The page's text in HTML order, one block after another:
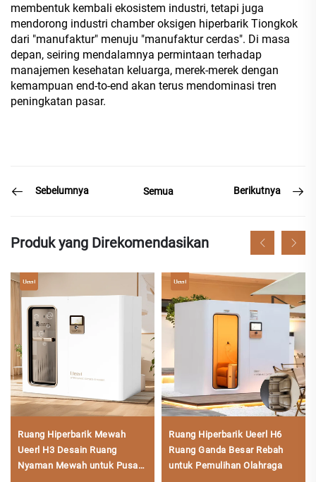
membentuk kembali ekosistem industri, tetapi juga
mendorong industri chamber oksigen hiperbarik Tiongkok
dari "manufaktur" menuju "manufaktur cerdas". Di masa
depan, seiring mendalamnya permintaan terhadap
manajemen kesehatan keluarga, merek-merek dengan
kemampuan end-to-end akan terus mendominasi tren
peningkatan pasar.
Sebelumnya Semua Berikutnya
Produk yang Direkomendasikan
Ruang Hiperbarik Mewah
Ueerl H3 Desain Ruang
Nyaman Mewah untuk Pusat
Ruang Hiperbarik Ueerl H6
Ruang Ganda Besar Rebah
untuk Pemulihan Olahraga